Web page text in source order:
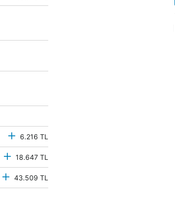
6.216 TL
18.647 TL
43.509 TL